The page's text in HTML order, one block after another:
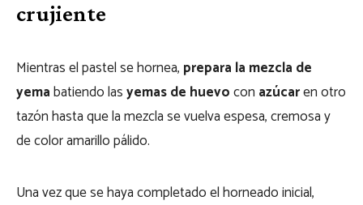
crujiente
Mientras el pastel se hornea, prepara la mezcla de
yemabatiendo lasyemas de huevocon azúcaren otro
tazón hasta que la mezcla se vuelva espesa, cremosa y
de color amarillo pálido.
Una vez que se haya completado el horneado inicial,